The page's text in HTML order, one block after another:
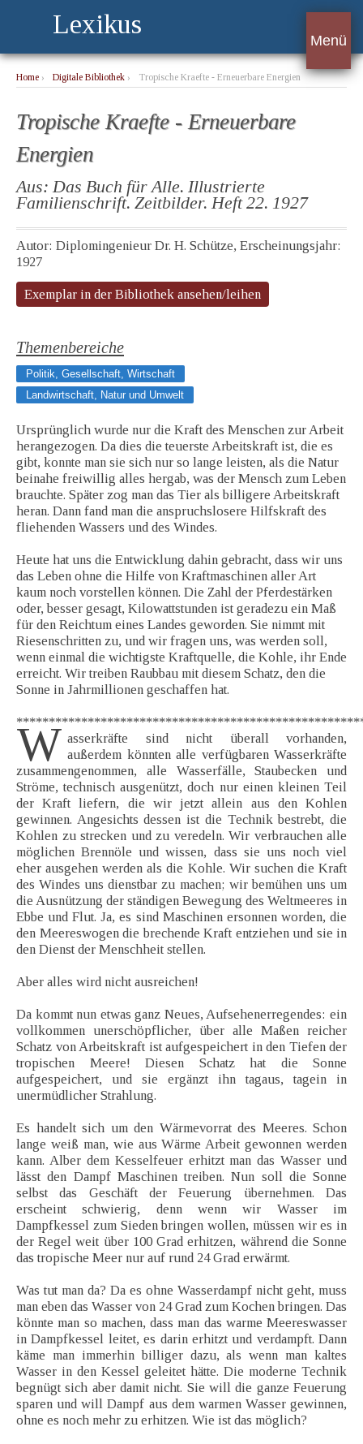
Lexikus
Menü
Home › Digitale Bibliothek › Tropische Kraefte - Erneuerbare Energien
Tropische Kraefte - Erneuerbare
Energien
Aus: Das Buch für Alle. Illustrierte
Familienschrift. Zeitbilder. Heft 22. 1927
Autor: Diplomingenieur Dr. H. Schütze, Erscheinungsjahr:
1927
Exemplar in der Bibliothek ansehen/leihen
Themenbereiche
Politik, Gesellschaft, Wirtschaft
Landwirtschaft, Natur und Umwelt
Ursprünglich wurde nur die Kraft des Menschen zur Arbeit
herangezogen. Da dies die teuerste Arbeitskraft ist, die es
gibt, konnte man sie sich nur so lange leisten, als die Natur
beinahe freiwillig alles hergab, was der Mensch zum Leben
brauchte. Später zog man das Tier als billigere Arbeitskraft
heran. Dann fand man die anspruchslosere Hilfskraft des
fliehenden Wassers und des Windes.
Heute hat uns die Entwicklung dahin gebracht, dass wir uns
das Leben ohne die Hilfe von Kraftmaschinen aller Art
kaum noch vorstellen können. Die Zahl der Pferdestärken
oder, besser gesagt, Kilowattstunden ist geradezu ein Maß
für den Reichtum eines Landes geworden. Sie nimmt mit
Riesenschritten zu, und wir fragen uns, was werden soll,
wenn einmal die wichtigste Kraftquelle, die Kohle, ihr Ende
erreicht. Wir treiben Raubbau mit diesem Schatz, den die
Sonne in Jahrmillionen geschaffen hat.
W asserkräfte sind nicht überall vorhanden,
außerdem könnten alle verfügbaren Wasserkräfte
zusammengenommen, alle Wasserfälle, Staubecken und
Ströme, technisch ausgenützt, doch nur einen kleinen Teil
der Kraft liefern, die wir jetzt allein aus den Kohlen
gewinnen. Angesichts dessen ist die Technik bestrebt, die
Kohlen zu strecken und zu veredeln. Wir verbrauchen alle
möglichen Brennöle und wissen, dass sie uns noch viel
eher ausgehen werden als die Kohle. Wir suchen die Kraft
des Windes uns dienstbar zu machen; wir bemühen uns um
die Ausnützung der ständigen Bewegung des Weltmeeres in
Ebbe und Flut. Ja, es sind Maschinen ersonnen worden, die
den Meereswogen die brechende Kraft entziehen und sie in
den Dienst der Menschheit stellen.
Aber alles wird nicht ausreichen!
Da kommt nun etwas ganz Neues, Aufsehenerregendes: ein
vollkommen unerschöpflicher, über alle Maßen reicher
Schatz von Arbeitskraft ist aufgespeichert in den Tiefen der
tropischen Meere! Diesen Schatz hat die Sonne
aufgespeichert, und sie ergänzt ihn tagaus, tagein in
unermüdlicher Strahlung.
Es handelt sich um den Wärmevorrat des Meeres. Schon
lange weiß man, wie aus Wärme Arbeit gewonnen werden
kann. Alber dem Kesselfeuer erhitzt man das Wasser und
lässt den Dampf Maschinen treiben. Nun soll die Sonne
selbst das Geschäft der Feuerung übernehmen. Das
erscheint schwierig, denn wenn wir Wasser im
Dampfkessel zum Sieden bringen wollen, müssen wir es in
der Regel weit über 100 Grad erhitzen, während die Sonne
das tropische Meer nur auf rund 24 Grad erwärmt.
Was tut man da? Da es ohne Wasserdampf nicht geht, muss
man eben das Wasser von 24 Grad zum Kochen bringen. Das
könnte man so machen, dass man das warme Meereswasser
in Dampfkessel leitet, es darin erhitzt und verdampft. Dann
käme man immerhin billiger dazu, als wenn man kaltes
Wasser in den Kessel geleitet hätte. Die moderne Technik
begnügt sich aber damit nicht. Sie will die ganze Feuerung
sparen und will Dampf aus dem warmen Wasser gewinnen,
ohne es noch mehr zu erhitzen. Wie ist das möglich?